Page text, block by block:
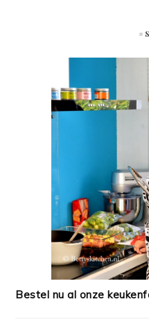
Bestel nu al onze